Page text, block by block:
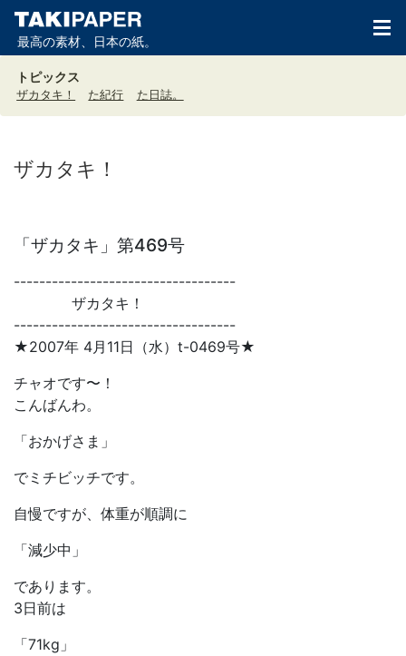
最高の素材、日本の紙。
トピックス
ザカタキ！ た紀行 た日誌。
ザカタキ！
「ザカタキ」第469号
-----------------------------------
ザカタキ！
-----------------------------------
★2007年 4月11日（水）t-0469号★
チャオです〜！
こんばんわ。
「おかげさま」
でミチビッチです。
自慢ですが、体重が順調に
「減少中」
であります。
3日前は
「71kg」